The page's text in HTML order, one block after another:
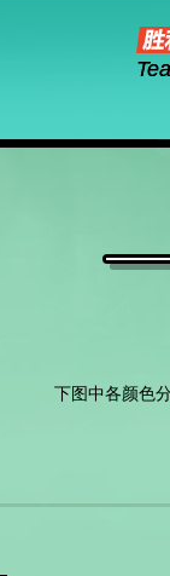
下图中各颜色